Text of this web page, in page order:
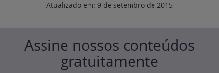
Atualizado em: 9 de setembro de 2015
Assine nossos conteúdos
gratuitamente